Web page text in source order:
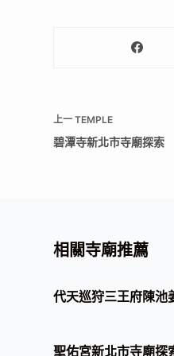
上一TEMPLE
碧潭寺新北市寺廟探索
相關寺廟推薦
代天巡狩三王府陳池
聖佑宮新北市寺廟探